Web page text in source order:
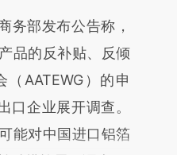
部发布公告称，
品的反补贴、反倾
AATEWG）的申
口企业展开调查。
能对中国进口铝箔